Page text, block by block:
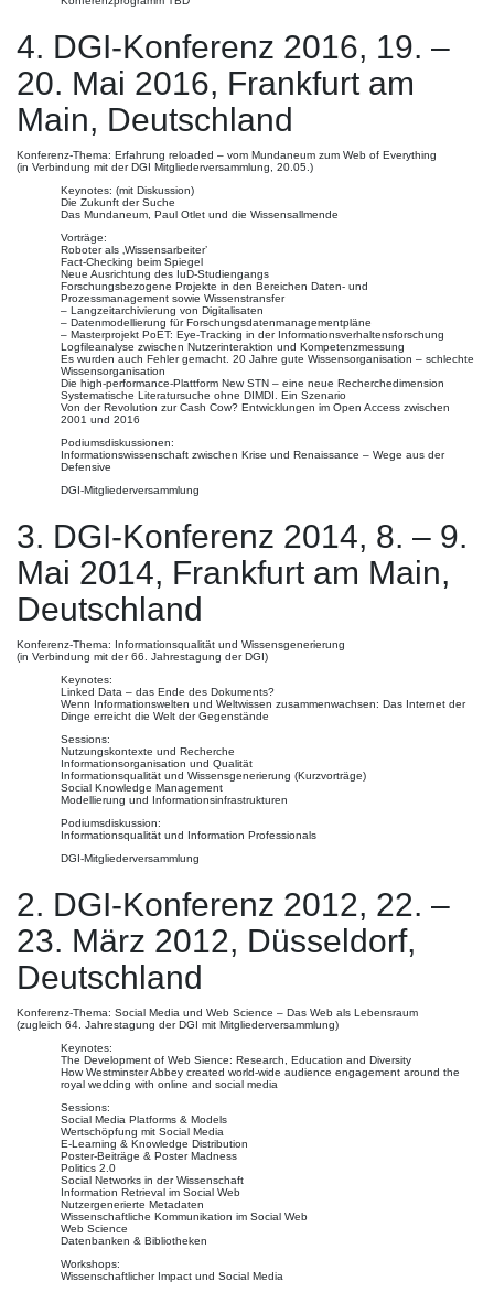
4. DGI-Konferenz 2016, 19. –
20. Mai 2016, Frankfurt am
Main, Deutschland
Konferenz-Thema: Erfahrung reloaded – vom Mundaneum zum Web of Everything
(in Verbindung mit der DGI Mitgliederversammlung, 20.05.)
Keynotes: (mit Diskussion)
Die Zukunft der Suche
Das Mundaneum, Paul Otlet und die Wissensallmende
Vorträge:
Roboter als ‚Wissensarbeiter’
Fact-Checking beim Spiegel
Neue Ausrichtung des IuD-Studiengangs
Forschungsbezogene Projekte in den Bereichen Daten- und
Prozessmanagement sowie Wissenstransfer
– Langzeitarchivierung von Digitalisaten
– Datenmodellierung für Forschungsdatenmanagementpläne
– Masterprojekt PoET: Eye-Tracking in der Informationsverhaltensforschung
Logfileanalyse zwischen Nutzerinteraktion und Kompetenzmessung
Es wurden auch Fehler gemacht. 20 Jahre gute Wissensorganisation – schlechte
Wissensorganisation
Die high-performance-Plattform New STN – eine neue Recherchedimension
Systematische Literatursuche ohne DIMDI. Ein Szenario
Von der Revolution zur Cash Cow? Entwicklungen im Open Access zwischen
2001 und 2016
Podiumsdiskussionen:
Informationswissenschaft zwischen Krise und Renaissance – Wege aus der
Defensive
DGI-Mitgliederversammlung
3. DGI-Konferenz 2014, 8. – 9.
Mai 2014, Frankfurt am Main,
Deutschland
Konferenz-Thema: Informationsqualität und Wissensgenerierung
(in Verbindung mit der 66. Jahrestagung der DGI)
Keynotes:
Linked Data – das Ende des Dokuments?
Wenn Informationswelten und Weltwissen zusammenwachsen: Das Internet der
Dinge erreicht die Welt der Gegenstände
Sessions:
Nutzungskontexte und Recherche
Informationsorganisation und Qualität
Informationsqualität und Wissensgenerierung (Kurzvorträge)
Social Knowledge Management
Modellierung und Informationsinfrastrukturen
Podiumsdiskussion:
Informationsqualität und Information Professionals
DGI-Mitgliederversammlung
2. DGI-Konferenz 2012, 22. –
23. März 2012, Düsseldorf,
Deutschland
Konferenz-Thema: Social Media und Web Science – Das Web als Lebensraum
(zugleich 64. Jahrestagung der DGI mit Mitgliederversammlung)
Keynotes:
The Development of Web Sience: Research, Education and Diversity
How Westminster Abbey created world-wide audience engagement around the
royal wedding with online and social media
Sessions:
Social Media Platforms & Models
Wertschöpfung mit Social Media
E-Learning & Knowledge Distribution
Poster-Beiträge & Poster Madness
Politics 2.0
Social Networks in der Wissenschaft
Information Retrieval im Social Web
Nutzergenerierte Metadaten
Wissenschaftliche Kommunikation im Social Web
Web Science
Datenbanken & Bibliotheken
Workshops:
Wissenschaftlicher Impact und Social Media